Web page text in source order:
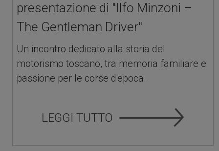
presentazione di "Ilfo Minzoni –
The Gentleman Driver"
Un incontro dedicato alla storia del
motorismo toscano, tra memoria familiare e
passione per le corse d'epoca.